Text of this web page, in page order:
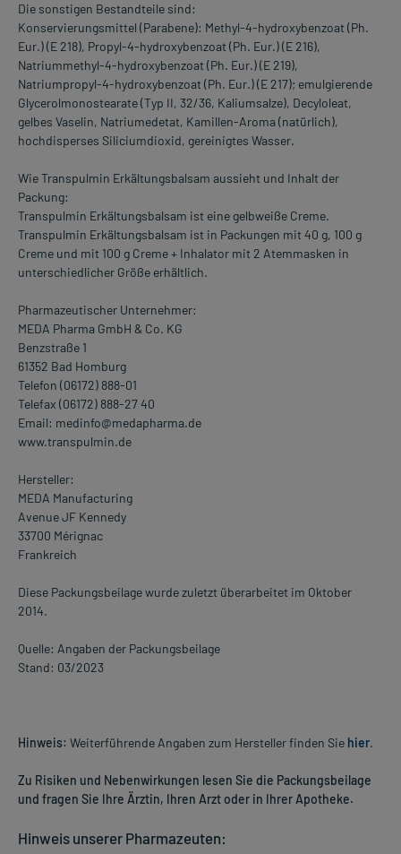
Die sonstigen Bestandteile sind:
Konservierungsmittel (Parabene): Methyl-4-hydroxybenzoat (Ph.
Eur.) (E 218), Propyl-4-hydroxybenzoat (Ph. Eur.) (E 216),
Natriummethyl-4-hydroxybenzoat (Ph. Eur.) (E 219),
Natriumpropyl-4-hydroxybenzoat (Ph. Eur.) (E 217); emulgierende
Glycerolmonostearate (Typ II, 32/36, Kaliumsalze), Decyloleat,
gelbes Vaselin, Natriumedetat, Kamillen-Aroma (natürlich),
hochdisperses Siliciumdioxid, gereinigtes Wasser.
Wie Transpulmin Erkältungsbalsam aussieht und Inhalt der
Packung:
Transpulmin Erkältungsbalsam ist eine gelbweiße Creme.
Transpulmin Erkältungsbalsam ist in Packungen mit 40 g, 100 g
Creme und mit 100 g Creme + Inhalator mit 2 Atemmasken in
unterschiedlicher Größe erhältlich.
Pharmazeutischer Unternehmer:
MEDA Pharma GmbH & Co. KG
Benzstraße 1
61352 Bad Homburg
Telefon (06172) 888-01
Telefax (06172) 888-27 40
Email: medinfo@medapharma.de
www.transpulmin.de
Hersteller:
MEDA Manufacturing
Avenue JF Kennedy
33700 Mérignac
Frankreich
Diese Packungsbeilage wurde zuletzt überarbeitet im Oktober
2014.
Quelle: Angaben der Packungsbeilage
Stand: 03/2023
Hinweis: Weiterführende Angaben zum Hersteller finden Sie hier.
Zu Risiken und Nebenwirkungen lesen Sie die Packungsbeilage
und fragen Sie Ihre Ärztin, Ihren Arzt oder in Ihrer Apotheke.
Hinweis unserer Pharmazeuten: